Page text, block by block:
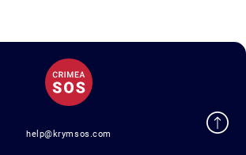
help@krymsos.com